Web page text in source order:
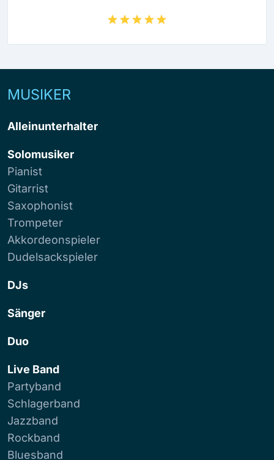
MUSIKER
Alleinunterhalter
Solomusiker
Pianist
Gitarrist
Saxophonist
Trompeter
Akkordeonspieler
Dudelsackspieler
DJs
Sänger
Duo
Live Band
Partyband
Schlagerband
Jazzband
Rockband
Bluesband